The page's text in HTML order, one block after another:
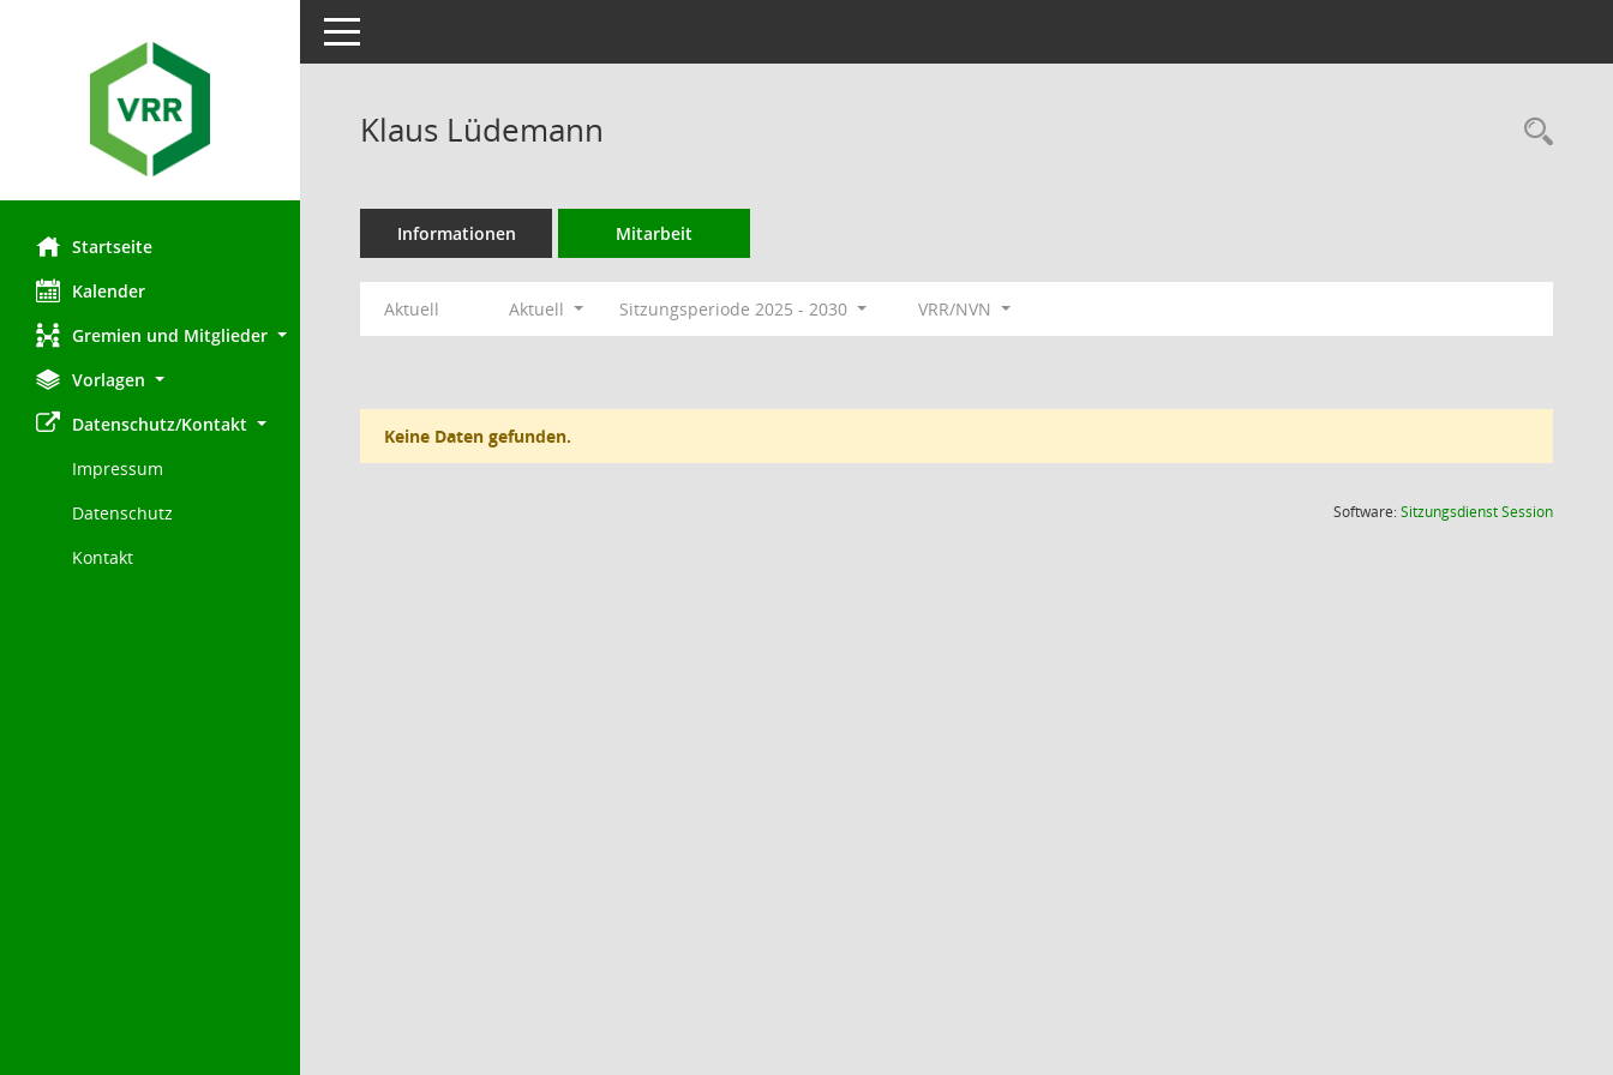
Startseite
Kalender
Gremien und Mitglieder
Vorlagen
Datenschutz/Kontakt
Impressum
Datenschutz
Kontakt
Toggle navigation
Klaus Lüdemann
Informationen Mitarbeit
Aktuell Aktuell Sitzungsperiode 2025 - 2030 VRR/NVN
Keine Daten gefunden.
Software:SitzungsdienstSession(Wird in